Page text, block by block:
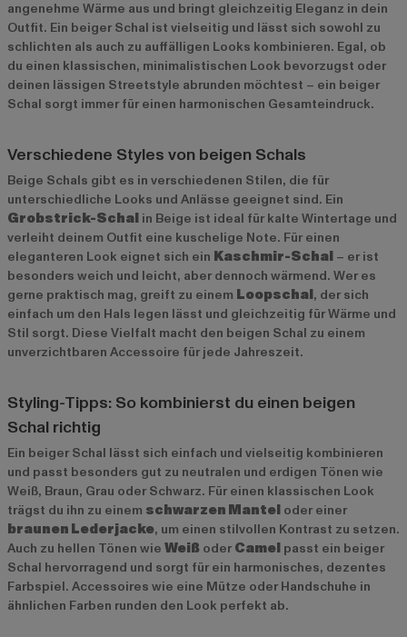
angenehme Wärme aus und bringt gleichzeitig Eleganz in dein
Outfit. Ein beiger Schal ist vielseitig und lässt sich sowohl zu
schlichten als auch zu auffälligen Looks kombinieren. Egal, ob
du einen klassischen, minimalistischen Look bevorzugst oder
deinen lässigen Streetstyle abrunden möchtest – ein beiger
Schal sorgt immer für einen harmonischen Gesamteindruck.
Verschiedene Styles von beigen Schals
Beige Schals gibt es in verschiedenen Stilen, die für
unterschiedliche Looks und Anlässe geeignet sind. Ein
Grobstrick-Schal in Beige ist ideal für kalte Wintertage und
verleiht deinem Outfit eine kuschelige Note. Für einen
eleganteren Look eignet sich ein Kaschmir-Schal – er ist
besonders weich und leicht, aber dennoch wärmend. Wer es
gerne praktisch mag, greift zu einem Loopschal, der sich
einfach um den Hals legen lässt und gleichzeitig für Wärme und
Stil sorgt. Diese Vielfalt macht den beigen Schal zu einem
unverzichtbaren Accessoire für jede Jahreszeit.
Styling-Tipps: So kombinierst du einen beigen
Schal richtig
Ein beiger Schal lässt sich einfach und vielseitig kombinieren
und passt besonders gut zu neutralen und erdigen Tönen wie
Weiß, Braun, Grau oder Schwarz. Für einen klassischen Look
trägst du ihn zu einem schwarzen Mantel oder einer
braunen Lederjacke, um einen stilvollen Kontrast zu setzen.
Auch zu hellen Tönen wie Weiß oder Camel passt ein beiger
Schal hervorragend und sorgt für ein harmonisches, dezentes
Farbspiel. Accessoires wie eine Mütze oder Handschuhe in
ähnlichen Farben runden den Look perfekt ab.